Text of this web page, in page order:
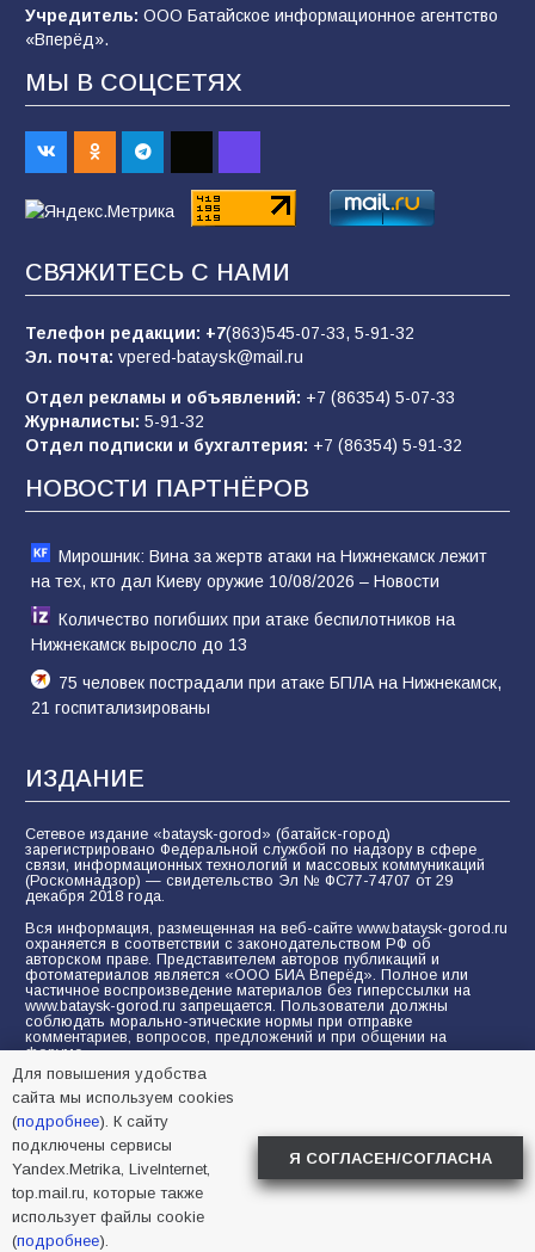
«Слухи — не указ»: почему разговоры о
68 07.08.2026
Командовал боем до последнего: герой
Евгений Остапенко
В библиотеке имени М.Ю. Лермонтова
состоялось литературно-творческое
сказку, рисуем в красках»
65 07.08.2026
Учредитель: ООО Батайское информационное агентство
«Вперёд».
МЫ В СОЦСЕТЯХ
СВЯЖИТЕСЬ С НАМИ
Телефон редакции: +7(863)545-07-33, 5-91-32
Эл. почта: vpered-bataysk@mail.ru
Отдел рекламы и объявлений: +7 (86354) 5-07-33
Журналисты: 5-91-32
Отдел подписки и бухгалтерия: +7 (86354) 5-91-32
НОВОСТИ ПАРТНЁРОВ
Мирошник: Вина за жертв атаки на Нижнекамск лежит
на тех, кто дал Киеву оружие 10/08/2026 – Новости
Количество погибших при атаке беспилотников на
Нижнекамск выросло до 13
75 человек пострадали при атаке БПЛА на Нижнекамск,
21 госпитализированы
ИЗДАНИЕ
Сетевое издание «bataysk-gorod» (батайск-город)
зарегистрировано Федеральной службой по надзору в сфере
связи, информационных технологий и массовых коммуникаций
(Роскомнадзор) — свидетельство Эл № ФС77-74707 от 29
декабря 2018 года.
Вся информация, размещенная на веб-сайте www.bataysk-gorod.ru
охраняется в соответствии с законодательством РФ об
авторском праве. Представителем авторов публикаций и
фотоматериалов является «ООО БИА Вперёд». Полное или
частичное воспроизведение материалов без гиперссылки на
www.bataysk-gorod.ru запрещается. Пользователи должны
соблюдать морально-этические нормы при отправке
комментариев, вопросов, предложений и при общении на
форуме.
Политика конфиденциальности и защиты информации
Согласие на обработку персональных данных с помощью
сервисов Yandex.Metrika, LiveInternet, top.mail.ru
© 2005-2026 БИА «ВПЕРЕД»
Для повышения удобства
сайта мы используем cookies
(подробнее). К сайту
подключены сервисы
Yandex.Metrika, LiveInternet,
top.mail.ru, которые также
использует файлы cookie
(подробнее).
Я СОГЛАСЕН/СОГЛАСНА